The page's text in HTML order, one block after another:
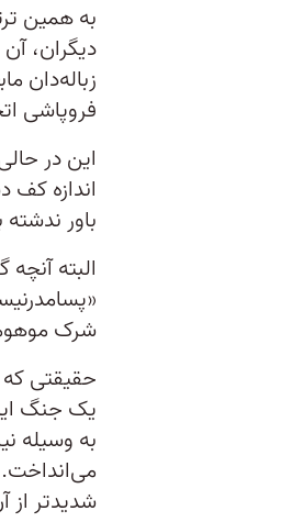
به همین
دیگران،
زباله‌دان
فروپاشی
این در
اندازه
باور
البته
شرک
حقیقتی
یک جنگ
به وسیله
می‌انداخت.
شدیدتر از